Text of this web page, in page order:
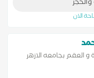
والحجز
الان
العقم بجامعه الازهر